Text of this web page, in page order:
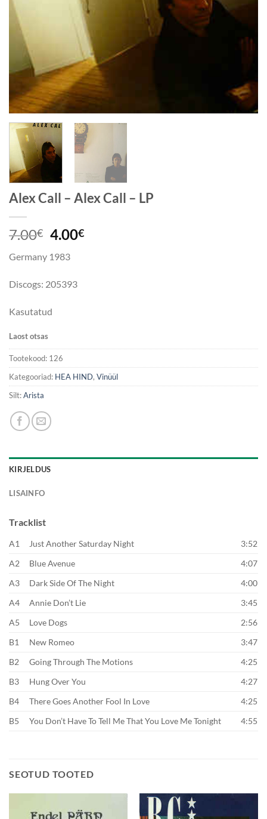
Alex Call – Alex Call – LP
7.00€ Algne
oli:
7.00€.
4.00€Current
Germany 1983
Discogs: 205393
Kasutatud
Laost otsas
Tootekood: 126
Kategooriad: HEA HIND, Vinüül
Silt:Arista
KIRJELDUS
LISAINFO
Tracklist
A1 Just Another Saturday Night
3:52
A2
Blue Avenue
4:07
A3
Dark Side Of The Night
4:00
A4
Annie Don’t Lie
3:45
A5
Love Dogs
2:56
B1
New Romeo
3:47
B2
Going Through The Motions
4:25
B3
Hung Over You
4:27
B4
There Goes Another Fool In Love
4:25
B5
You Don’t Have To Tell Me That You Love Me Tonight 4:55
SEOTUD TOOTED